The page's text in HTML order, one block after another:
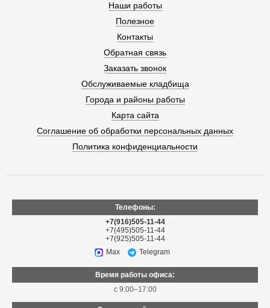
Наши работы
Полезное
Контакты
Обратная связь
Заказать звонок
Обслуживаемые кладбища
Города и районы работы
Карта сайта
Соглашение об обработки персональных данных
Политика конфиденциальности
Телефоны:
+7(916)505-11-44
+7(495)505-11-44
+7(925)505-11-44
Max
Telegram
Время работы офиса:
с 9:00–17:00